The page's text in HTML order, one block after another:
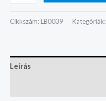
Cikkszám: LB0039 Kategóriák:
Leírás